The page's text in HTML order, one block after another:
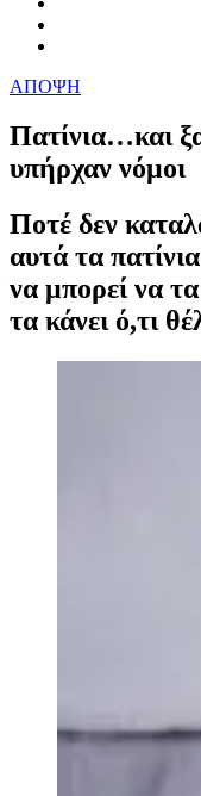
ΑΠΟΨΗ
Πατίνια…και
υπήρχαν νόμοι
Ποτέ δεν
αυτά τα
να μπορεί να
τα κάνει ό,τι